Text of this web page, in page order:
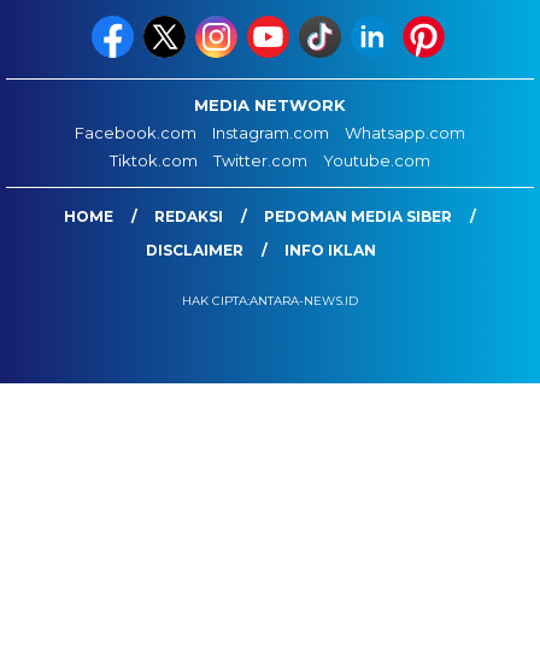
MEDIA NETWORK
Facebook.com
Instagram.com
Whatsapp.com
Tiktok.com
Twitter.com Youtube.com
HOME REDAKSI
PEDOMAN MEDIA SIBER
DISCLAIMER
INFO IKLAN
HAK CIPTA:ANTARA-NEWS.ID